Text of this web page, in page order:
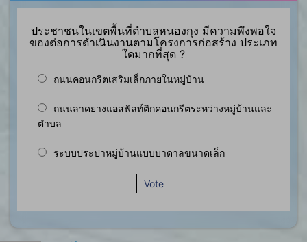
ประชาชนในเขตพื้นที่ตำบลหนองกุง มีความพึงพอใจ
ของต่อการดำเนินงานตามโครงการก่อสร้าง ประเภท
ใดมากที่สุด ?
ถนนคอนกรีตเสริมเล็กภายในหมู่บ้าน
ถนนลาดยางแอสฟัลท์ติกคอนกรีตระหว่างหมู่บ้านและ
ตำบล
ระบบประปาหมู่บ้านแบบบาดาลขนาดเล็ก
Vote